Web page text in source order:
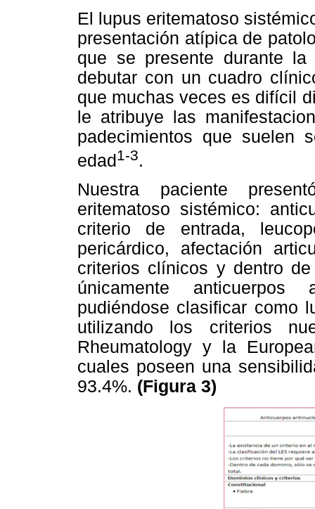
El lupus eritematoso
presentación atípica de
que se presente durante
debutar con un cuadro
que muchas veces es difícil
le atribuye las
padecimientos que suelen
edad 1-3.
Nuestra paciente
eritematoso sistémico:
criterio de entrada,
pericárdico, afectación
criterios clínicos y dentro
únicamente anticuerpos
pudiéndose clasificar como
utilizando los criterios
Rheumatology y la
cuales poseen una
93.4%. (Figura 3)